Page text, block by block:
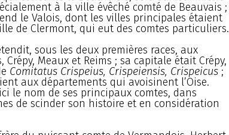
à la ville évêché comté de Beauvais ;
le Valois, dont les villes principales étaient
de Clermont, qui eut des comtes particuliers.
sous les deux premières races, aux
Meaux et Reims ; sa capitale était Crépy,
Comitatus Crispeius, Crispeiensis, Crispeicus;
aux départements qui avoisinent l’Oise.
le nom de ses principaux comtes, dans
de scinder son histoire et en considération